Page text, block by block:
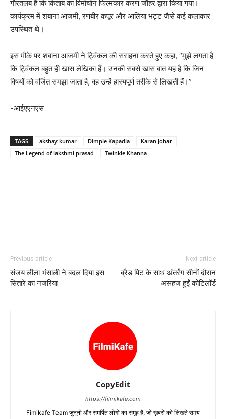
गौरतलब है कि किताब का विमोचोन फिल्मकार करण जौहर द्वारा किया गया।
कार्यक्रम में शबाना आजमी, रणबीर कपूर और आलिया भट्ट जैसे कई कलाकार
उपस्थित थे।
इस मौके पर शबाना आजमी ने ट्विंकल की सराहना करते हुए कहा, “मुझे लगता है
कि ट्विंकल बहुत ही खास लेखिका हैं। उनकी सबसे खास बात यह है कि जिन
विषयों को वर्जित समझा जाता है, वह उन्हें हास्यपूर्ण तरीके से लिखती हैं।”
-आईएएनएस
TAGS akshay kumar Dimple Kapadia
Karan Johar
The Legend of lakshmi prasad
Twinkle Khanna
Previous article
संजय लीला भंसाली ने बदल दिया इस
सितारे का नजरिया
Next article
ब्रैड पिट के साथ अंतर्रंग सीनों दौरान
असहज हुईं कोटिलॉर्ड
CopyEdit
https://filmikafe.com
Fimikafe Team जुनूनी और समर्पित लोगों का समूह है, जो ख़बरों को लिखते समय